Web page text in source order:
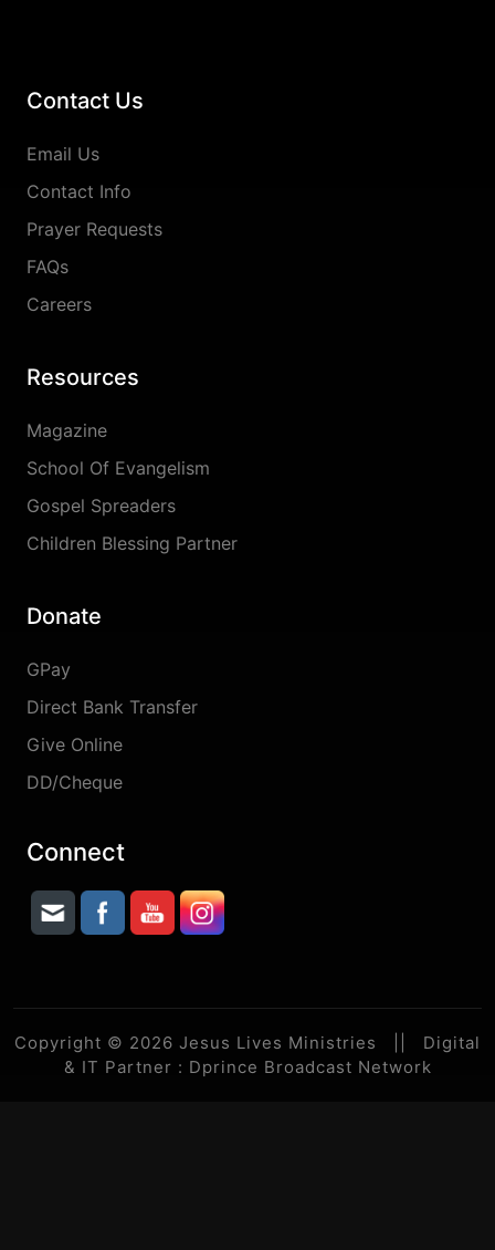
Contact Us
Email Us
Contact Info
Prayer Requests
FAQs
Careers
Resources
Magazine
School Of Evangelism
Gospel Spreaders
Children Blessing Partner
Donate
GPay
Direct Bank Transfer
Give Online
DD/Cheque
Connect
Copyright © 2026 Jesus Lives Ministries || Digital
& IT Partner : Dprince Broadcast Network